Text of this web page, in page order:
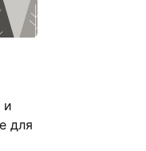
и
для